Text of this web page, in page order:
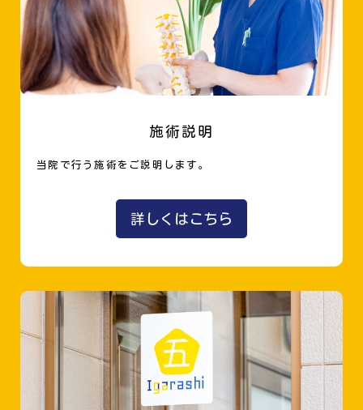
施術説明
当院で行う施術をご説明します。
詳しくはこちら